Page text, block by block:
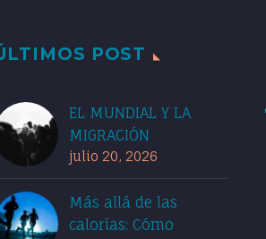
POST
EL MUNDIAL Y LA
MIGRACIÓN
julio 20, 2026
Más allá de las
calorías: Cómo